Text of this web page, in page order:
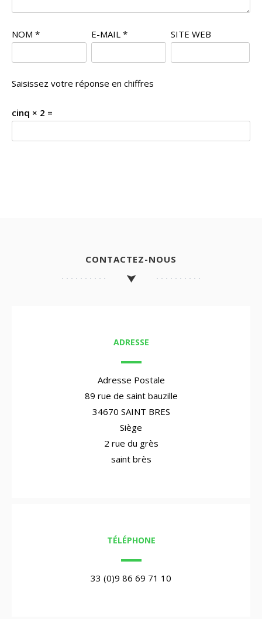
NOM * E-MAIL * SITE WEB
Saisissez votre réponse en chiffres
cinq × 2 =
CONTACTEZ-NOUS
ADRESSE
Adresse Postale
89 rue de saint bauzille
34670 SAINT BRES
Siège
2 rue du grès
saint brès
TÉLÉPHONE
33 (0)9 86 69 71 10